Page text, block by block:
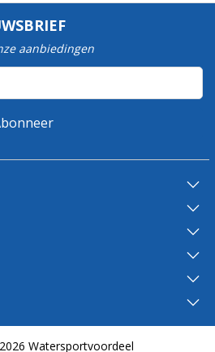
aanbiedingen
Watersportvoordeel